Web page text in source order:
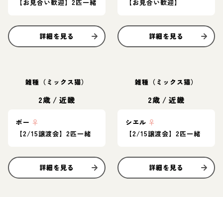
【お見合い歓迎】2匹一緒
詳細を見る
【お見合い歓迎】
詳細を見る
雑種（ミックス猫）
2歳 /近畿
ボー ♀
【2/15譲渡会】2匹一緒
詳細を見る
雑種（ミックス猫）
2歳 /近畿
シエル ♀
【2/15譲渡会】2匹一緒
詳細を見る